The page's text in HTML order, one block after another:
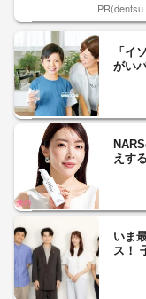
「イ
がい
えす
いま
ス！